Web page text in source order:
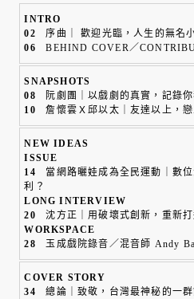
INTRO
02序曲｜ 歡迎光臨，人生的無名
06BEHIND COVER／
SNAPSHOTS
08
阮劇團｜以戲劇的真實，記錄
10詹懷雲Ｘ邱以太｜友達以上，
NEW IDEAS
ISSUE
14 當網路曬娃成為全民運動｜數
利？
LONG INTERVIEW
20沈方正｜用破壞式創新，重新
WORKSPACE
28玉成戲院錄音／混音師 Andy
COVER STORY
34總論｜致敬，台灣最神秘的一